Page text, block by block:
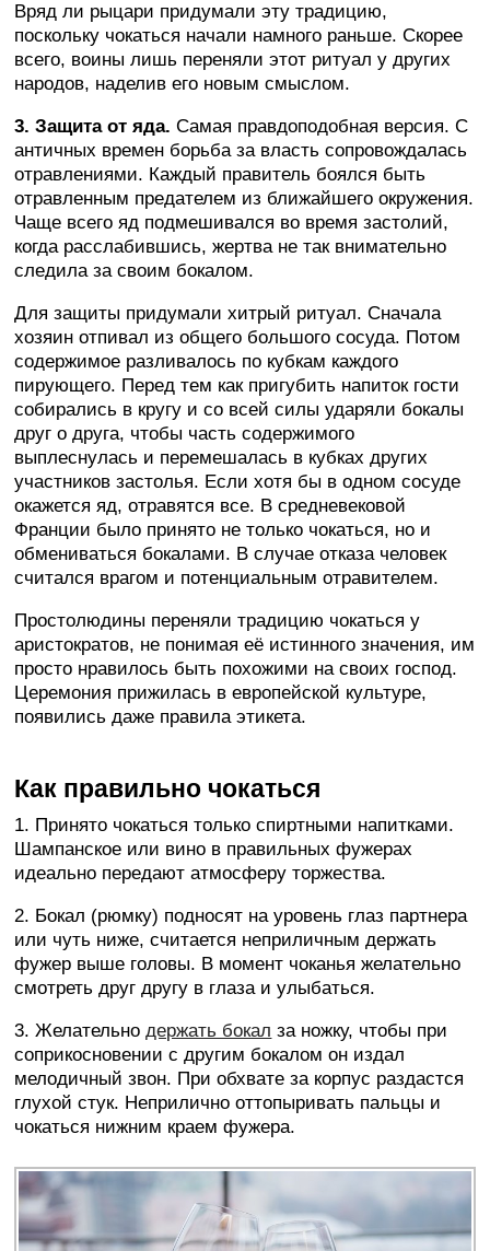
Вряд ли рыцари придумали эту традицию,
поскольку чокаться начали намного раньше. Скорее
всего, воины лишь переняли этот ритуал у других
народов, наделив его новым смыслом.
3. Защита от яда. Самая правдоподобная версия. С
античных времен борьба за власть сопровождалась
отравлениями. Каждый правитель боялся быть
отравленным предателем из ближайшего окружения.
Чаще всего яд подмешивался во время застолий,
когда расслабившись, жертва не так внимательно
следила за своим бокалом.
Для защиты придумали хитрый ритуал. Сначала
хозяин отпивал из общего большого сосуда. Потом
содержимое разливалось по кубкам каждого
пирующего. Перед тем как пригубить напиток гости
собирались в кругу и со всей силы ударяли бокалы
друг о друга, чтобы часть содержимого
выплеснулась и перемешалась в кубках других
участников застолья. Если хотя бы в одном сосуде
окажется яд, отравятся все. В средневековой
Франции было принято не только чокаться, но и
обмениваться бокалами. В случае отказа человек
считался врагом и потенциальным отравителем.
Простолюдины переняли традицию чокаться у
аристократов, не понимая её истинного значения, им
просто нравилось быть похожими на своих господ.
Церемония прижилась в европейской культуре,
появились даже правила этикета.
Как правильно чокаться
1. Принято чокаться только спиртными напитками.
Шампанское или вино в правильных фужерах
идеально передают атмосферу торжества.
2. Бокал (рюмку) подносят на уровень глаз партнера
или чуть ниже, считается неприличным держать
фужер выше головы. В момент чоканья желательно
смотреть друг другу в глаза и улыбаться.
3. Желательнодержать бокал за ножку, чтобы при
соприкосновении с другим бокалом он издал
мелодичный звон. При обхвате за корпус раздастся
глухой стук. Неприлично оттопыривать пальцы и
чокаться нижним краем фужера.